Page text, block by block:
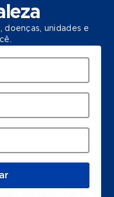
doenças, unidades e